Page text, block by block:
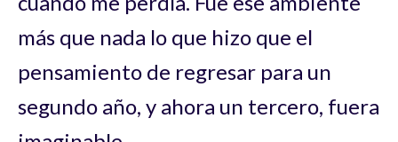
más que nada lo que hizo que el
pensamiento de regresar para un
segundo año, y ahora un tercero, fuera